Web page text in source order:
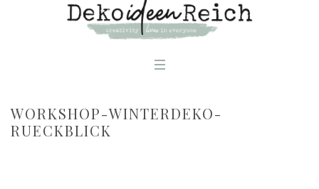
WORKSHOP-WINTERDEKO-
RUECKBLICK